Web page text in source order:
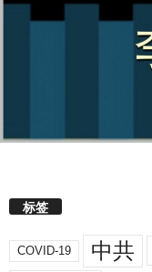
标签
COVID-19 中共